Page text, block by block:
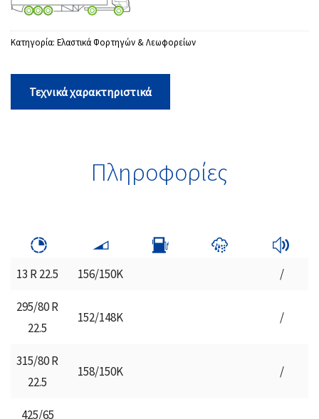
Κατηγορία: Ελαστικά Φορτηγών & Λεωφορείων
Τεχνικά χαρακτηριστικά
Πληροφορίες
13 R 22.5 156/150K /
295/80 R
22.5
152/148K /
315/80 R
22.5
158/150K /
425/65